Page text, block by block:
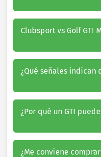
Clubsport vs Golf GTI
¿Qué señales indican
¿Por qué un GTI
¿Me conviene